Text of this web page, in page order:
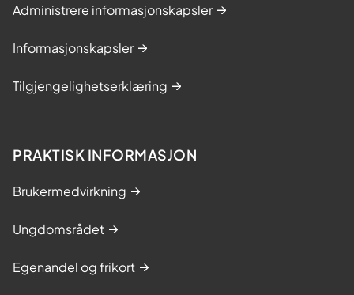
Administrere informasjonskapsler
Informasjonskapsler
Tilgjengelighetserklæring
PRAKTISK INFORMASJON
Brukermedvirkning
Ungdomsrådet
Egenandel og frikort